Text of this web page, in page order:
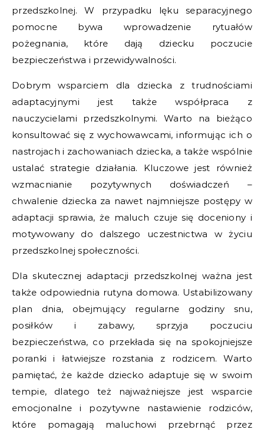
przedszkolnej. W przypadku lęku separacyjnego
pomocne bywa wprowadzenie rytuałów
pożegnania, które dają dziecku poczucie
bezpieczeństwa i przewidywalności.
Dobrym wsparciem dla dziecka z trudnościami
adaptacyjnymi jest także współpraca z
nauczycielami przedszkolnymi. Warto na bieżąco
konsultować się z wychowawcami, informując ich o
nastrojach i zachowaniach dziecka, a także wspólnie
ustalać strategie działania. Kluczowe jest również
wzmacnianie pozytywnych doświadczeń –
chwalenie dziecka za nawet najmniejsze postępy w
adaptacji sprawia, że maluch czuje się doceniony i
motywowany do dalszego uczestnictwa w życiu
przedszkolnej społeczności.
Dla skutecznej adaptacji przedszkolnej ważna jest
także odpowiednia rutyna domowa. Ustabilizowany
plan dnia, obejmujący regularne godziny snu,
posiłków i zabawy, sprzyja poczuciu
bezpieczeństwa, co przekłada się na spokojniejsze
poranki i łatwiejsze rozstania z rodzicem. Warto
pamiętać, że każde dziecko adaptuje się w swoim
tempie, dlatego też najważniejsze jest wsparcie
emocjonalne i pozytywne nastawienie rodziców,
które pomagają maluchowi przebrnąć przez